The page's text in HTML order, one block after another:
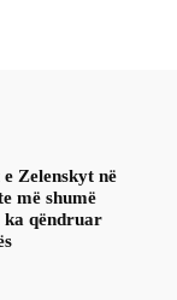
Zelenskyt në
më shumë
ka qëndruar